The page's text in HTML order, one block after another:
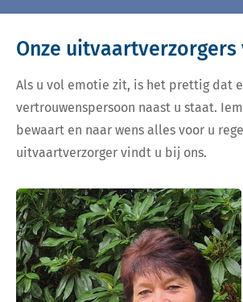
Onze
Als u vol emotie zit, is het prettig dat
vertrouwenspersoon naast u staat.
bewaart en naar wens alles voor u
uitvaartverzorger vindt u bij ons.